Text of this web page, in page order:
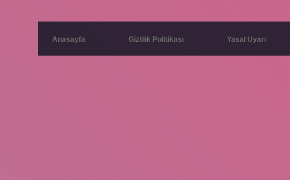
Anasayfa Gizlilik Politikası Yasal Uyarı